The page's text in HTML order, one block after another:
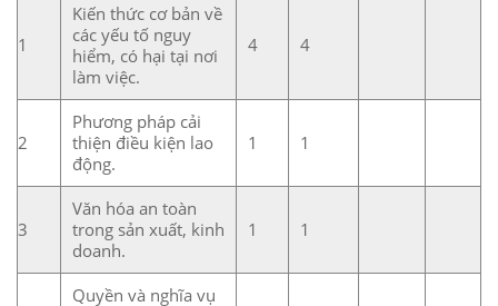
1
Kiến thức cơ bản về
các yếu tố nguy
hiểm, có hại tại nơi
làm việc.
4 4
2
Phương pháp cải
thiện điều kiện lao
động.
1 1
3
Văn hóa an toàn
trong sản xuất, kinh
doanh.
1 1
Quyền và nghĩa vụ